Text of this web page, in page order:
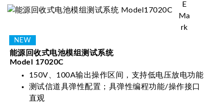
能源回收式电池模组测试系统
Model 17020C
150V、100A输出操作区间，支持低电压放电功能
测试信道具弹性配置；具弹性编程功能/操作接口
直观